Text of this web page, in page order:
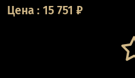
Цена : 15 751 ₽